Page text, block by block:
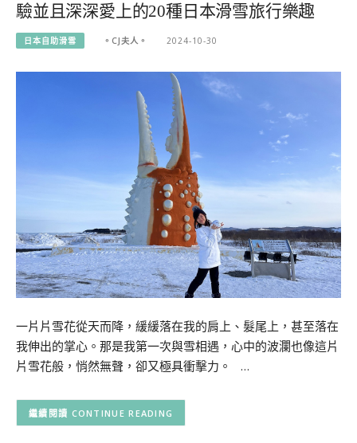
驗並且深深愛上的20種日本滑雪旅行樂趣
日本自助滑雪 。CJ夫人。 2024-10-30
一片片雪花從天而降，緩緩落在我的肩上、髮尾上，甚至落在
我伸出的掌心。那是我第一次與雪相遇，心中的波瀾也像這片
片雪花般，悄然無聲，卻又極具衝擊力。 …
CONTINUE READING